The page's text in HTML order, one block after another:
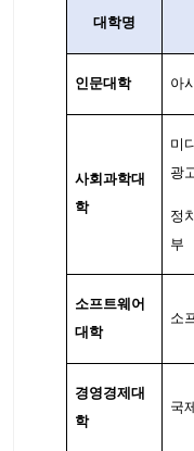
대학명
인문대학 아
사회과학대
학
미
광
정
부
소프트웨어
대학
소
경영경제대
학
국